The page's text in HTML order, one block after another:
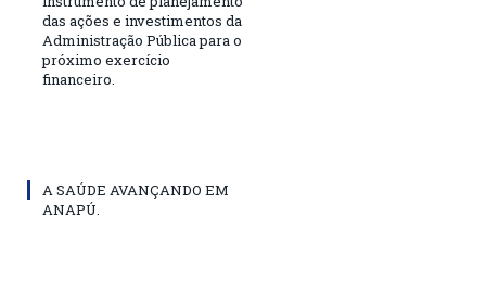
das ações e investimentos da
Administração Pública para o
próximo exercício
financeiro.
A SAÚDE AVANÇANDO EM
ANAPÚ.